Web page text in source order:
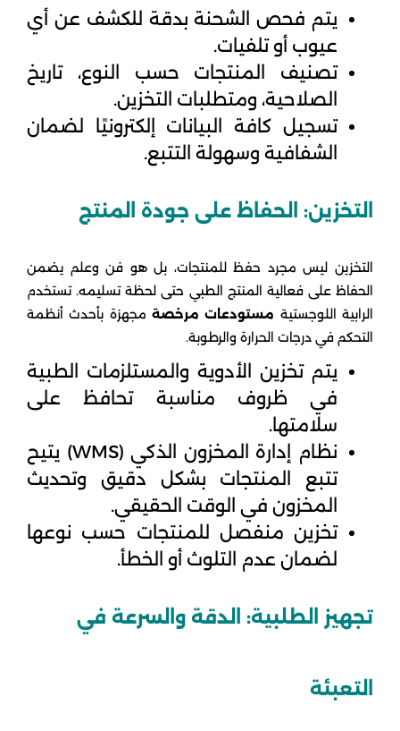
يتم فحص الشحنة بدقة للكشف عن أي
عيوب أو تلفيات.
تصنيف المنتجات حسب النوع، تاريخ
الصلاحية، ومتطلبات التخزين.
تسجيل كافة البيانات إلكترونيًا لضمان
الشفافية وسهولة التتبع.
التخزين: الحفاظ على جودة المنتج
التخزين ليس مجرد حفظ للمنتجات، بل هو فن وعلم يضمن
الحفاظ على فعالية المنتج الطبي حتى لحظة تسليمه. تستخدم
الرابية اللوجستية مستودعات مرخصة مجهزة بأحدث أنظمة
التحكم في درجات الحرارة والرطوبة.
يتم تخزين الأدوية والمستلزمات الطبية
في ظروف مناسبة تحافظ على
سلامتها.
نظام إدارة المخزون الذكي (WMS) يتيح
تتبع المنتجات بشكل دقيق وتحديث
المخزون في الوقت الحقيقي.
تخزين منفصل للمنتجات حسب نوعها
لضمان عدم التلوث أو الخطأ.
تجهيز الطلبية: الدقة والسرعة في
التعبئة